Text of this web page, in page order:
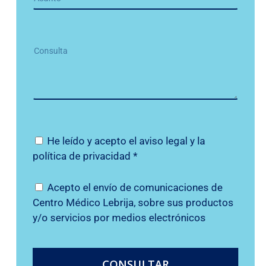
He leído y acepto el aviso legal y la
política de privacidad *
Acepto el envío de comunicaciones de
Centro Médico Lebrija, sobre sus productos
y/o servicios por medios electrónicos